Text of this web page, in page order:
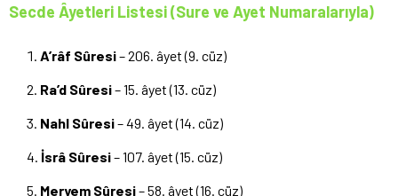
Secde Âyetleri Listesi (Sure ve Ayet Numaralarıyla)
A’râf Sûresi– 206. âyet (9. cüz)
Ra’d Sûresi– 15. âyet (13. cüz)
Nahl Sûresi– 49. âyet (14. cüz)
İsrâ Sûresi– 107. âyet (15. cüz)
Meryem Sûresi– 58. âyet (16. cüz)